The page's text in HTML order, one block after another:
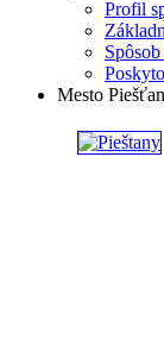
Profil
Mesto